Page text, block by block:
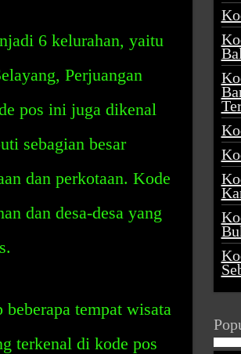
6 kelurahan, yaitu
Perjuangan
pos ini juga dikenal
sebagian besar
dan perkotaan. Kode
dan desa-desa yang
tempat wisata
terkenal di kode pos